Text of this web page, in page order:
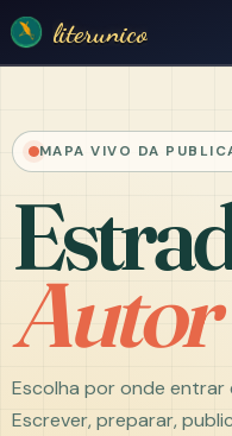
literunico
MAPA VIVO DA
Autor
Escolha por onde entrar
Escrever, preparar,